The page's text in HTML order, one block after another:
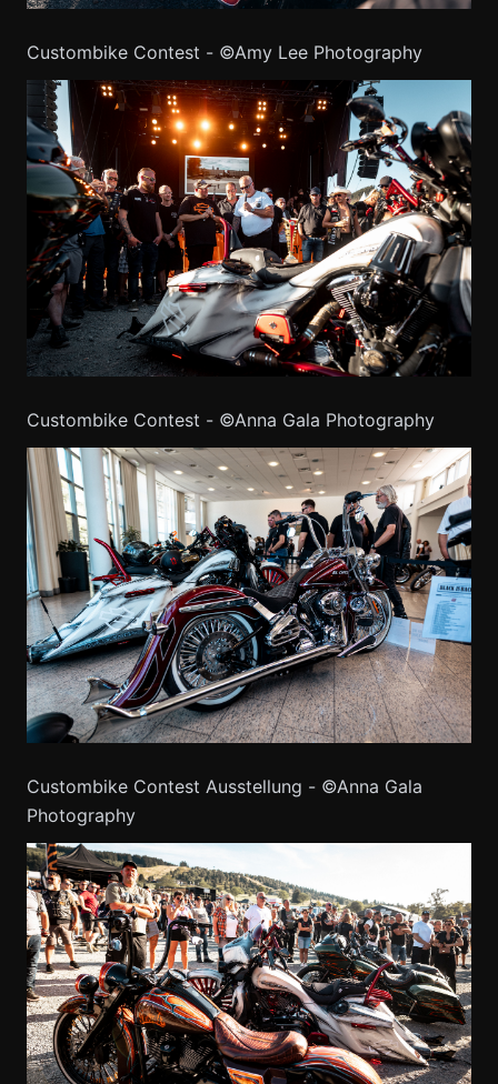
Custombike Contest - ©Amy Lee Photography
Custombike Contest - ©Anna Gala Photography
Custombike Contest Ausstellung - ©Anna Gala
Photography